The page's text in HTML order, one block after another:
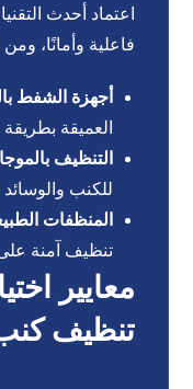
اعتماد أحدث
فاعلية وأمانًا،
أجهزة الشفط
العميقة
التنظيف
للكنب
المنظفات
تنظيف آمنة
معايير
تنظيف